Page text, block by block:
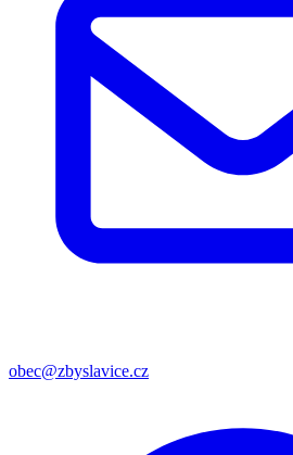
obec@zbyslavice.cz